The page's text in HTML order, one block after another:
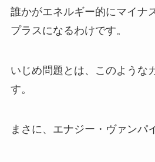
誰かがエネルギー的にマイナ
プラスになるわけです。
いじめ問題とは、このような
す。
まさに、エナジー・ヴァンパ